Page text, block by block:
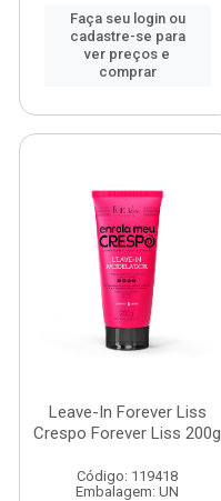
Faça seu login ou
cadastre-se para
ver preços e
comprar
Leave-In Forever Liss
Crespo Forever Liss 200g
Código: 119418
Embalagem: UN